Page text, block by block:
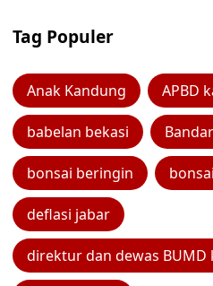
Tag Populer
Anak Kandung APBD
babelan bekasi
bonsai beringin
deflasi jabar
direktur dan dewas BUMD